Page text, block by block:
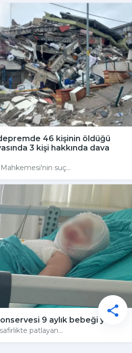
46 kişinin öldüğü
3 kişi hakkında dava
suç...
9 aylık bebeği yaktı
patlayan...